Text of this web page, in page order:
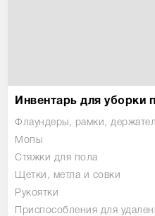
Инвентарь для уборки
Флаундеры, рамки,
Мопы
Стяжки для пола
Щетки, метла и совки
Рукоятки
Приспособления для